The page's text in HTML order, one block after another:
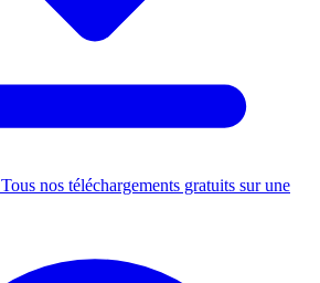
Tous nos téléchargements gratuits sur une